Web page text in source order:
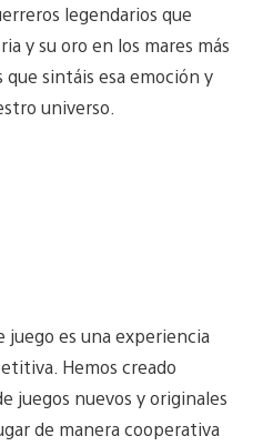
legendarios que
y su oro en los mares más
sintáis esa emoción y
universo.
juego es una experiencia
Hemos creado
juegos nuevos y originales
de manera cooperativa